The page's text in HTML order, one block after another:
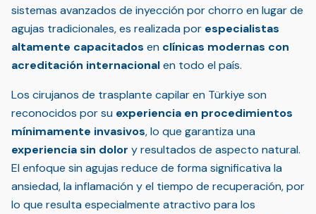
sistemas avanzados de inyección por chorro en lugar de
agujas tradicionales, es realizada por especialistas
altamente capacitados en clínicas modernas con
acreditación internacionalen todo el país.
Los cirujanos de trasplante capilar en Türkiye son
reconocidos por su experiencia en procedimientos
mínimamente invasivos, lo que garantiza una
experiencia sin dolor y resultados de aspecto natural.
El enfoque sin agujas reduce de forma significativa la
ansiedad, la inflamación y el tiempo de recuperación, por
lo que resulta especialmente atractivo para los